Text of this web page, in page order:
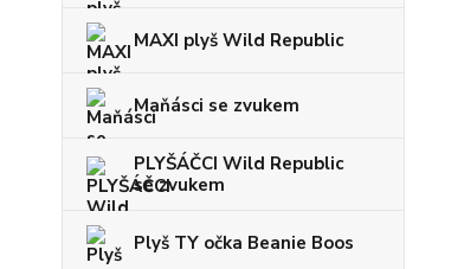
MAXI plyš Wild Republic
Maňásci se zvukem
PLYŠÁČCI Wild Republic
se zvukem
Plyš TY očka Beanie Boos